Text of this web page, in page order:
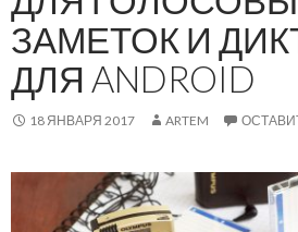
ЗАМЕТОК И
ДЛЯ ANDROID
18 ЯНВАРЯ 2017 ARTEM